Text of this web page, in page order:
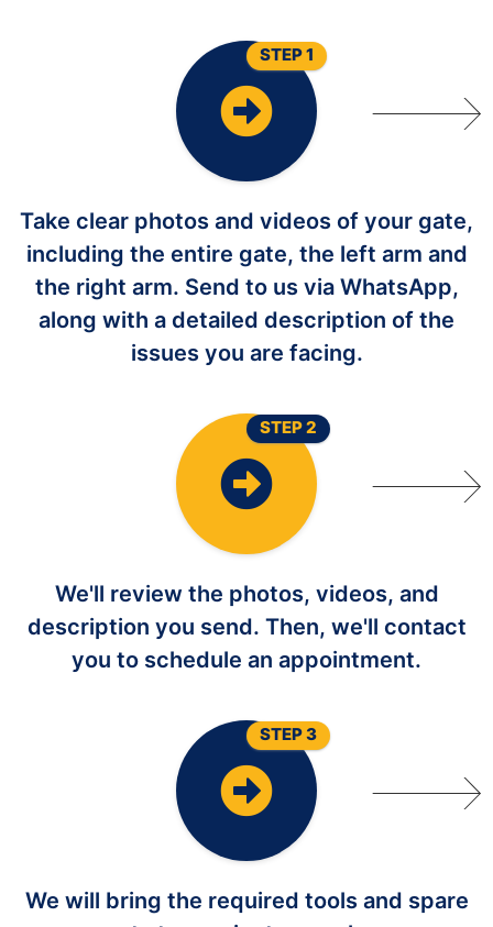
Take clear photos and videos of your gate,
including the entire gate, the left arm and
the right arm. Send to us via WhatsApp,
along with a detailed description of the
issues you are facing.
STEP 1
We'll review the photos, videos, and
description you send. Then, we'll contact
you to schedule an appointment.
STEP 2
We will bring the required tools and spare
STEP 3